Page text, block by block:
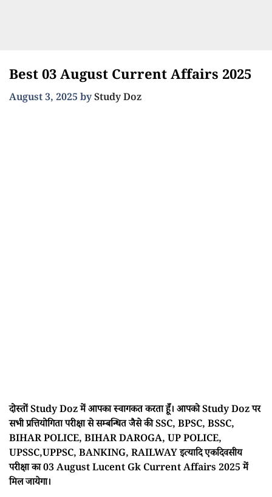
Best 03 August Current Affairs 2025
August 3, 2025 byStudy Doz
दोस्तों Study Doz में आपका स्वागकत करता हूँ। आपको Study Doz पर
सभी प्रत्तियोगिता परीक्षा से सम्बन्धित जैसे की SSC, BPSC, BSSC,
BIHAR POLICE, BIHAR DAROGA, UP POLICE,
UPSSC,UPPSC, BANKING, RAILWAY इत्यादि एकदिवसीय
परीक्षा का 03 August Lucent Gk Current Affairs 2025 में
मिल जायेगा।